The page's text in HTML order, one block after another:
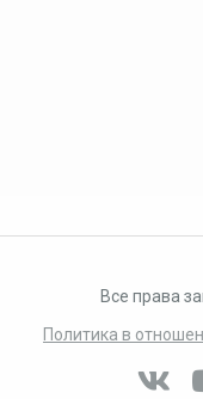
Все права
Политика в